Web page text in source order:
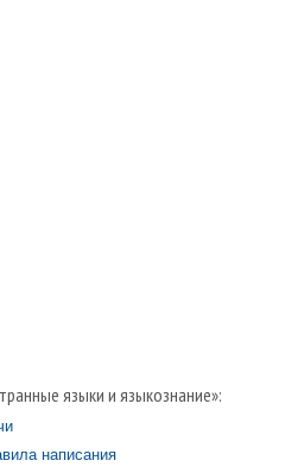
языки и языкознание»:
написания